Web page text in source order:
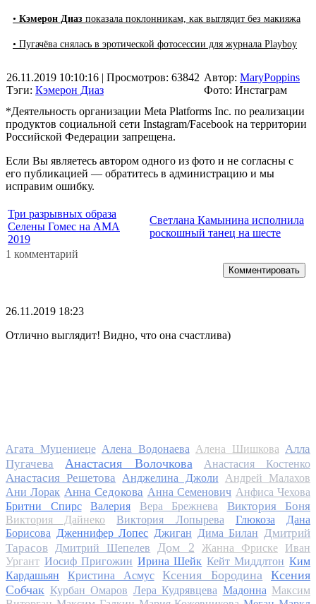
• Кэмерон Диаз показала поклонникам, как выглядит без макияжа
• Пугачёва снялась в эротической фотосессии для журнала Playboy
26.11.2019 10:10:16 | Просмотров: 63842
Тэги: Кэмерон Диаз
Автор: MaryPoppins
Фото: Инстаграм
*Деятельность организации Meta Platforms Inc. по реализации
продуктов социальной сети Instagram/Facebook на территории
Российской Федерации запрещена.
Если Вы являетесь автором одного из фото и не согласны с
его публикацией — обратитесь в администрацию и мы
исправим ошибку.
Три разрывных образа
Селены Гомес на AMA
2019
Светлана Камынина исполнила
роскошный танец на шесте
1 комментарий
Комментировать
26.11.2019 18:23
Отлично выглядит! Видно, что она счастлива)
Агата Муцениеце Алена Водонаева Алена Шишкова Алла
Пугачева
Анастасия Волочкова Анастасия Костенко
Анастасия Решетова Анджелина Джоли
Андрей Малахов
Ани Лорак Анна Седокова Анна Семенович Анфиса Чехова
Бритни Спирс
Валерия Вера Брежнева Виктория Боня
Виктория Дайнеко Виктория Лопырева Глюкоза
Дана
Борисова Дженнифер Лопес Джиган Дима Билан Дмитрий
Тарасов
Дмитрий Шепелев Дом 2 Жанна Фриске
Иван
Ургант Иосиф Пригожин Ирина Шейк Кейт Миддлтон Ким
Кардашьян
Кристина Асмус Ксения Бородина
Ксения
Собчак Курбан Омаров Лера Кудрявцева Мадонна Максим